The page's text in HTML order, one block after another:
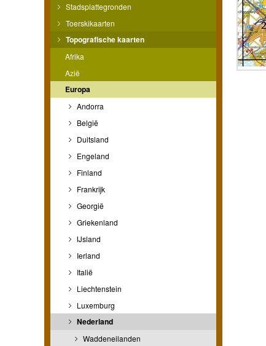
Stadsplattegronden
Toerskikaarten
Topografische kaarten
Afrika
Azië
Europa
Andorra
België
Duitsland
Engeland
Finland
Frankrijk
Georgië
Griekenland
IJsland
Ierland
Italië
Liechtenstein
Luxemburg
Nederland
Waddeneilanden